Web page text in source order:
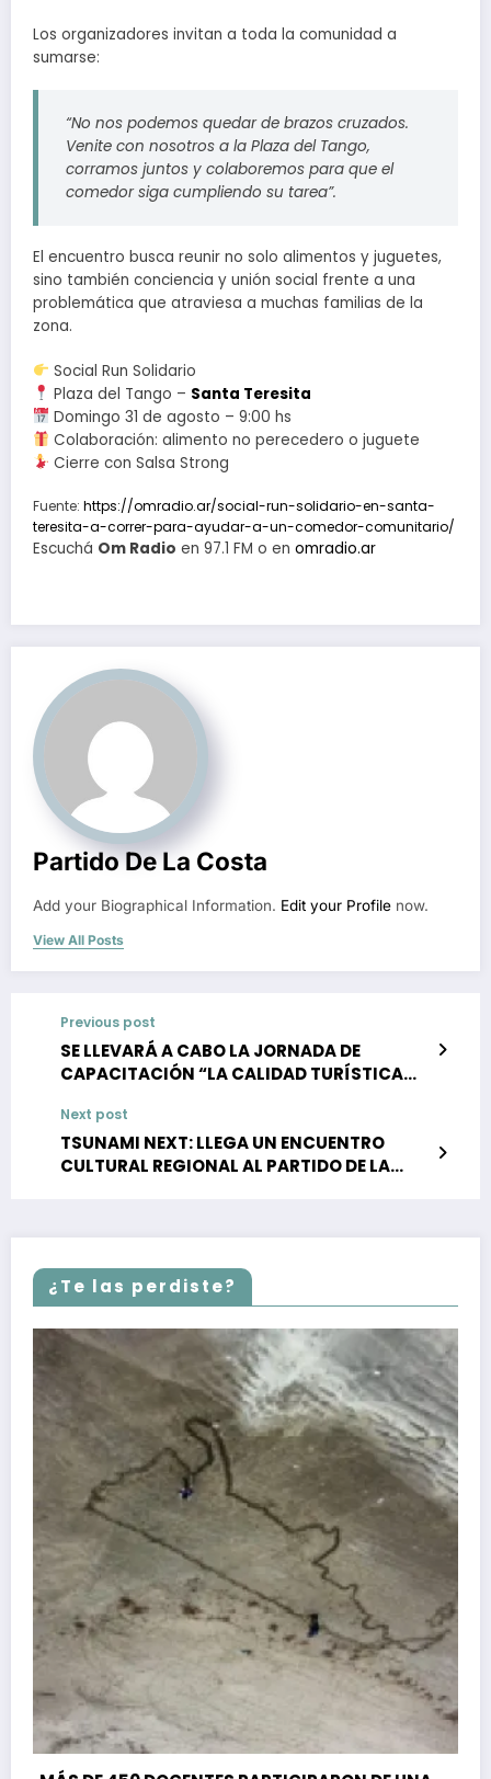
Los organizadores invitan a toda la comunidad a
sumarse:
“No nos podemos quedar de brazos cruzados.
Venite con nosotros a la Plaza del Tango,
corramos juntos y colaboremos para que el
comedor siga cumpliendo su tarea”.
El encuentro busca reunir no solo alimentos y juguetes,
sino también conciencia y unión social frente a una
problemática que atraviesa a muchas familias de la
zona.
Social Run Solidario
Plaza del Tango – Santa Teresita
Domingo 31 de agosto – 9:00 hs
Colaboración: alimento no perecedero o juguete
Cierre con Salsa Strong
Fuente: https://omradio.ar/social-run-solidario-en-santa-
teresita-a-correr-para-ayudar-a-un-comedor-comunitario/
Escuchá Om Radio en 97.1 FM o en omradio.ar
Partido De La Costa
Add your Biographical Information. Edit your Profile now.
View All Posts
Previous post
SE LLEVARÁ A CABO LA JORNADA DE
CAPACITACIÓN “LA CALIDAD TURÍSTICA
Next post
TSUNAMI NEXT: LLEGA UN ENCUENTRO
CULTURAL REGIONAL AL PARTIDO DE LA
¿Te las perdiste?